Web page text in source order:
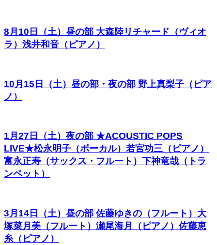
8月10日（土）昼の部 大森陸リチャード（ヴィオ
ラ）浅井和音（ピアノ）
10月15日（土）昼の部・夜の部 野上真梨子（ピア
ノ）
1月27日（土）夜の部 ★ACOUSTIC POPS
LIVE★松永明子（ボーカル）若宮功三（ピアノ）
富永正寿（サックス・フルート）下神竜哉（トラ
ンペット）
3月14日（土）昼の部 佐藤ゆきの（フルート）大
塚菜月美（フルート）瀬尾海月（ピアノ）佐藤恵
糸（ピアノ）